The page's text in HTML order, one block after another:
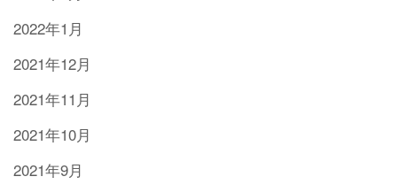
2022年1月
2021年12月
2021年11月
2021年10月
2021年9月